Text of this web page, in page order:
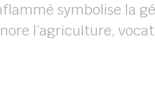
symbolise la
l’agriculture,